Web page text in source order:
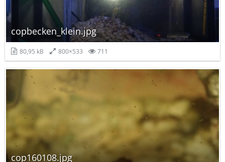
copbecken_klein.jpg
80,95 kB 800×533 711
cop160108.jpg